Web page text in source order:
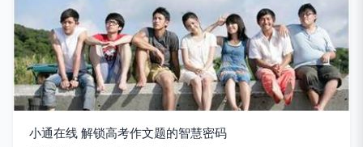
小通在线 解锁高考作文题的智慧密码